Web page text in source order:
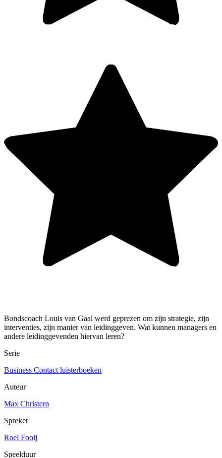
Bondscoach Louis van Gaal werd geprezen om zijn strategie, zijn
interventies, zijn manier van leidinggeven. Wat kunnen managers en
andere leidinggevenden hiervan leren?
Serie
Business Contact luisterboeken
Auteur
Max Christern
Spreker
Roel Fooij
Speelduur